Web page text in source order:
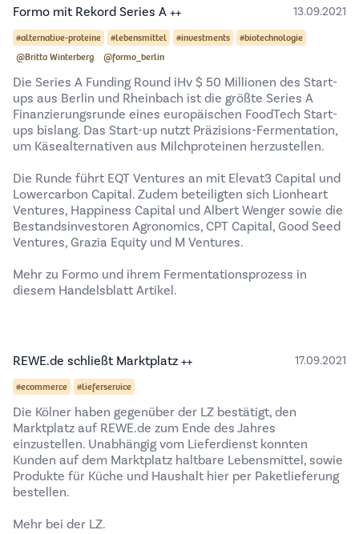
Formo mit Rekord Series A ++ 13.09.2021
#alternative-proteine #lebensmittel #investments
#biotechnologie
@Britta Winterberg
@formo_berlin
Die Series A Funding Round iHv $ 50 Millionen des Start-
ups aus Berlin und Rheinbach ist die größte Series A
Finanzierungsrunde eines europäischen FoodTech Start-
ups bislang. Das Start-up nutzt Präzisions-Fermentation,
um Käsealternativen aus Milchproteinen herzustellen.
Die Runde führt EQT Ventures an mit Elevat3 Capital und
Lowercarbon Capital. Zudem beteiligten sich Lionheart
Ventures, Happiness Capital und Albert Wenger sowie die
Bestandsinvestoren Agronomics, CPT Capital, Good Seed
Ventures, Grazia Equity und M Ventures.
Mehr zu Formo und ihrem Fermentationsprozess in
diesem Handelsblatt Artikel.
REWE.de schließt Marktplatz ++ 17.09.2021
#ecommerce #lieferservice
Die Kölner haben gegenüber der LZ bestätigt, den
Marktplatz auf REWE.de zum Ende des Jahres
einzustellen. Unabhängig vom Lieferdienst konnten
Kunden auf dem Marktplatz haltbare Lebensmittel, sowie
Produkte für Küche und Haushalt hier per Paketlieferung
bestellen.
Mehr bei der LZ.